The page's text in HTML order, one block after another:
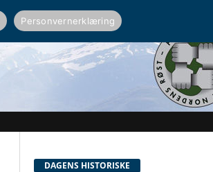
DAGENS HISTORISKE
Personvernerklæring